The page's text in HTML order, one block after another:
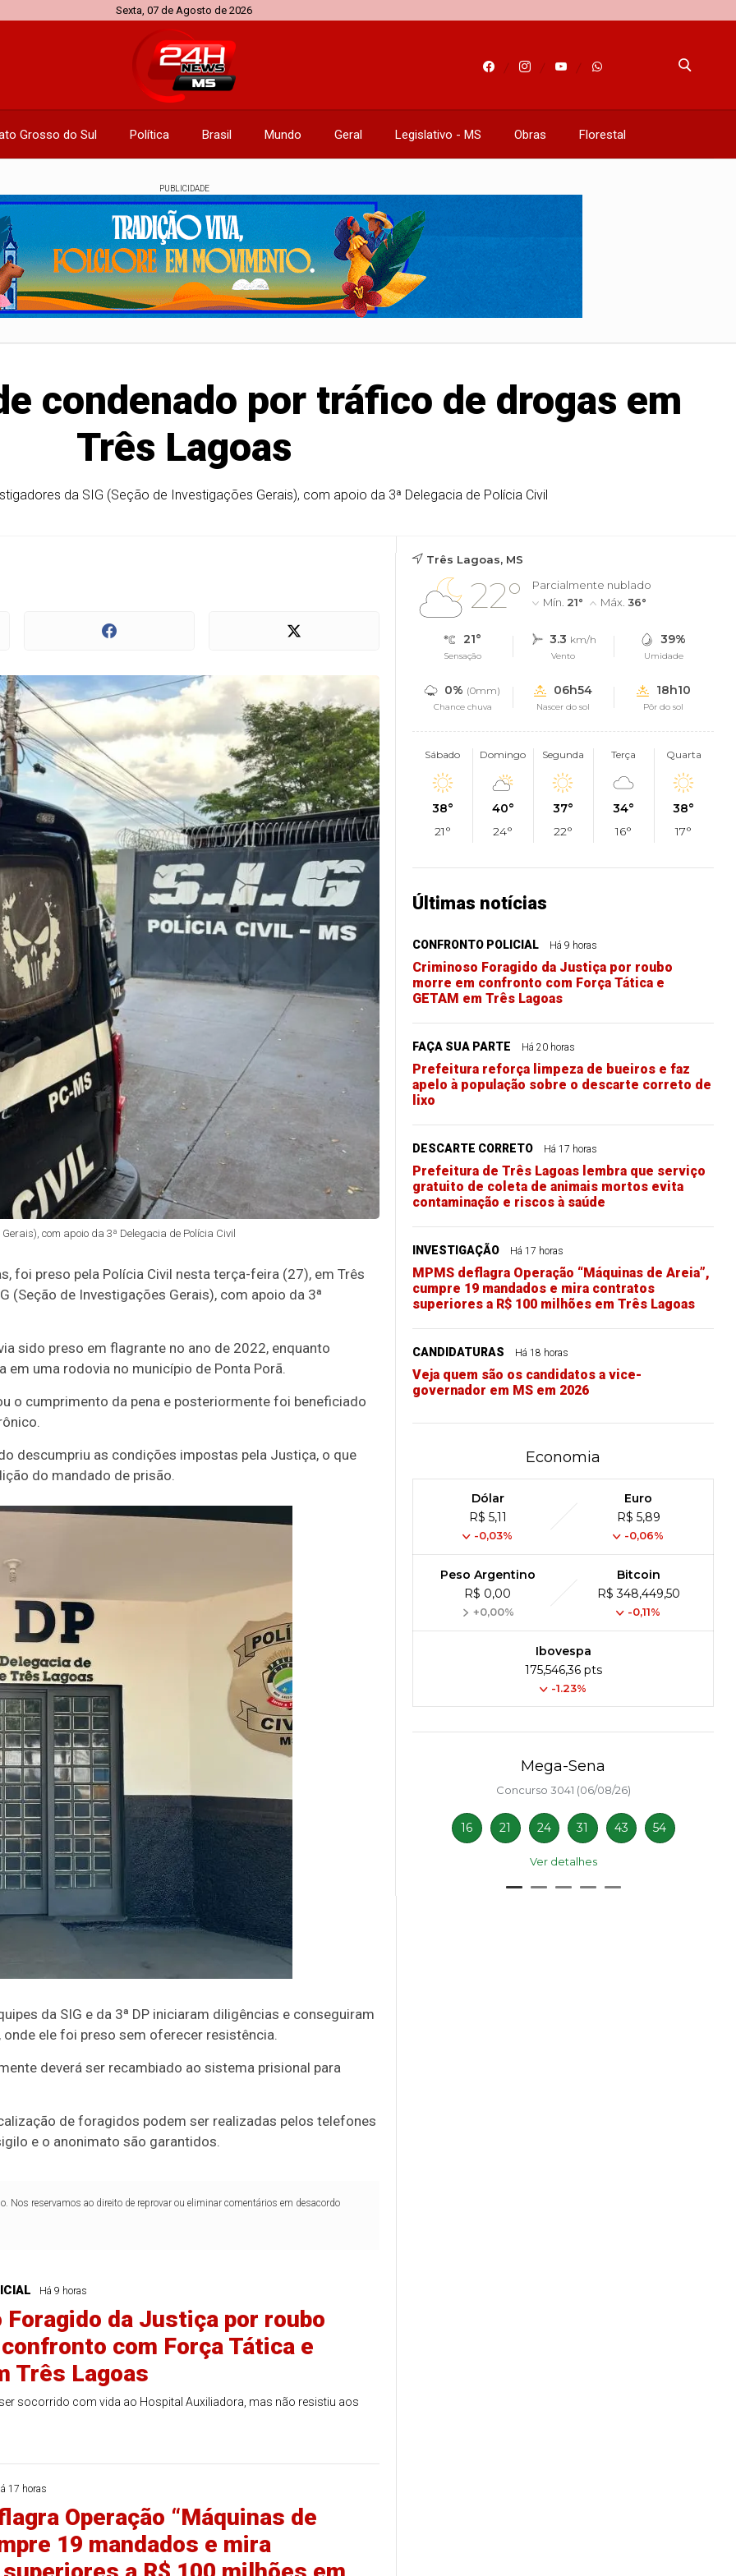
Sexta, 07 de Agosto de 2026
Grosso do Sul Política Brasil Mundo Geral Legislativo - MS Obras Florestal
PUBLICIDADE
condenado por tráfico de drogas em
Três Lagoas
da SIG (Seção de Investigações Gerais), com apoio da 3ª Delegacia de Polícia Civil
com apoio da 3ª Delegacia de Polícia Civil
foi preso pela Polícia Civil nesta terça-feira (27), em Três
(Seção de Investigações Gerais), com apoio da 3ª
sido preso em flagrante no ano de 2022, enquanto
uma rodovia no município de Ponta Porã.
o cumprimento da pena e posteriormente foi beneficiado
descumpriu as condições impostas pela Justiça, o que
do mandado de prisão.
da SIG e da 3ª DP iniciaram diligências e conseguiram
ele foi preso sem oferecer resistência.
deverá ser recambiado ao sistema prisional para
de foragidos podem ser realizadas pelos telefones
e o anonimato são garantidos.
Nos reservamos ao direito de reprovar ou eliminar comentários em desacordo
Há 9 horas
Foragido da Justiça por roubo
com Força Tática e
Três Lagoas
socorrido com vida ao Hospital Auxiliadora, mas não resistiu aos
17 horas
Operação “Máquinas de
19 mandados e mira
Três Lagoas, MS
22°
Parcialmente nublado
Mín. 21° Máx. 36°
21°
Sensação
3.3 km/h
Vento
39%
Umidade
0% (0mm)
Chance chuva
06h54
Nascer do sol
18h10
Pôr do sol
Sábado
38°
21°
Domingo
40°
24°
Segunda
37°
22°
Terça
34°
16°
Quarta
38°
17°
Últimas notícias
CONFRONTO POLICIAL Há 9 horas
Criminoso Foragido da Justiça por roubo
morre em confronto com Força Tática e
GETAM em Três Lagoas
FAÇA SUA PARTE Há 20 horas
Prefeitura reforça limpeza de bueiros e faz
apelo à população sobre o descarte correto de
lixo
DESCARTE CORRETO Há 17 horas
Prefeitura de Três Lagoas lembra que serviço
gratuito de coleta de animais mortos evita
contaminação e riscos à saúde
INVESTIGAÇÃO Há 17 horas
MPMS deflagra Operação “Máquinas de Areia”,
cumpre 19 mandados e mira contratos
superiores a R$ 100 milhões em Três Lagoas
CANDIDATURAS Há 18 horas
Veja quem são os candidatos a vice-
governador em MS em 2026
Economia
Dólar
R$ 5,11
-0,03%
Euro
R$ 5,89
-0,06%
Peso Argentino
R$ 0,00
+0,00%
Bitcoin
R$ 348,449,50
-0,11%
Ibovespa
175,546,36 pts
-1.23%
26)
33
56 61
10 16 21
Ver detalhes
Mega-Sena
Concurso 3041 (06/08/26)
16 21 24 31 43 54
Ver detalhes